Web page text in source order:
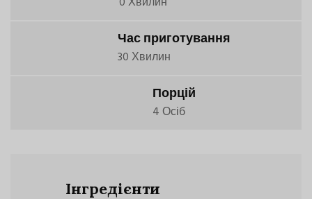
Час приготування
30 Хвилин
Порцій
4 Осіб
Інгредієнти